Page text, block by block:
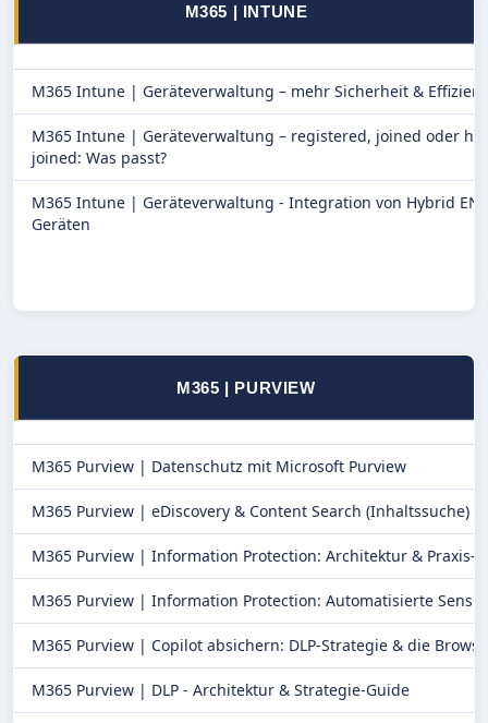
M365 | INTUNE
M365 Intune | Geräteverwaltung – mehr Sicherheit & Effizienz
M365 Intune | Geräteverwaltung – registered, joined oder
joined: Was passt?
M365 Intune | Geräteverwaltung - Integration von Hybrid
Geräten
M365 | PURVIEW
M365 Purview | Datenschutz mit Microsoft Purview
M365 Purview | eDiscovery & Content Search (Inhaltssuche)
M365 Purview | Information Protection: Architektur & Praxis-
M365 Purview | Information Protection: Automatisierte
M365 Purview | Copilot absichern: DLP-Strategie & die
M365 Purview | DLP - Architektur & Strategie-Guide